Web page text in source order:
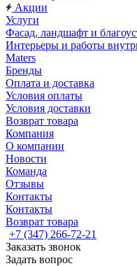
Акции
Услуги
Фасад, ландшафт и
Интерьеры и работы
Maters
Бренды
Оплата и доставка
Условия оплаты
Условия доставки
Возврат товара
Компания
О компании
Новости
Команда
Отзывы
Контакты
Контакты
Возврат товара
+7 (347) 266-72-21
Заказать звонок
Задать вопрос